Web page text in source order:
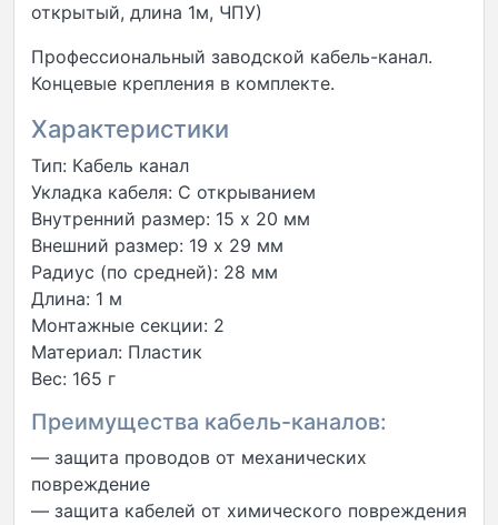
открытый, длина 1м, ЧПУ)
Профессиональный заводской кабель-канал.
Концевые крепления в комплекте.
Характеристики
Тип: Кабель канал
Укладка кабеля: С открыванием
Внутренний размер: 15 x 20 мм
Внешний размер: 19 x 29 мм
Радиус (по средней): 28 мм
Длина: 1 м
Монтажные секции: 2
Материал: Пластик
Вес: 165 г
Преимущества кабель-каналов:
— защита проводов от механических
повреждение
— защита кабелей от химического повреждения